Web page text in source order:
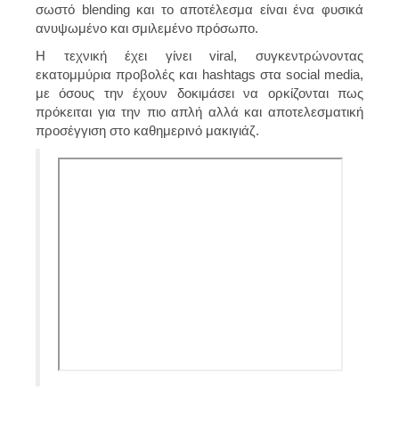
σωστό blending και το αποτέλεσμα είναι ένα φυσικά
ανυψωμένο και σμιλεμένο πρόσωπο.
Η τεχνική έχει γίνει viral, συγκεντρώνοντας
εκατομμύρια προβολές και hashtags στα social media,
με όσους την έχουν δοκιμάσει να ορκίζονται πως
πρόκειται για την πιο απλή αλλά και αποτελεσματική
προσέγγιση στο καθημερινό μακιγιάζ.